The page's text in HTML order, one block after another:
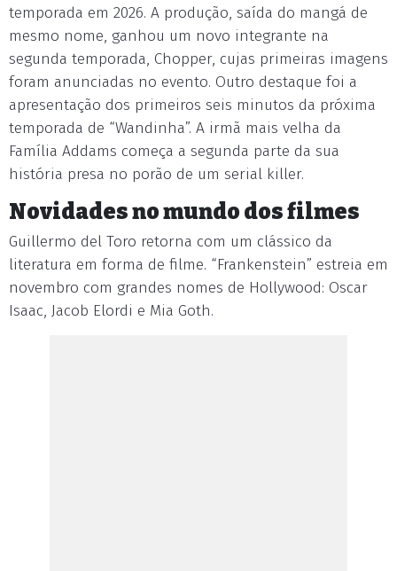
temporada em 2026. A produção, saída do mangá de
mesmo nome, ganhou um novo integrante na
segunda temporada, Chopper, cujas primeiras imagens
foram anunciadas no evento. Outro destaque foi a
apresentação dos primeiros seis minutos da próxima
temporada de “Wandinha”. A irmã mais velha da
Família Addams começa a segunda parte da sua
história presa no porão de um serial killer.
Novidades no mundo dos filmes
Guillermo del Toro retorna com um clássico da
literatura em forma de filme. “Frankenstein” estreia em
novembro com grandes nomes de Hollywood: Oscar
Isaac, Jacob Elordi e Mia Goth.